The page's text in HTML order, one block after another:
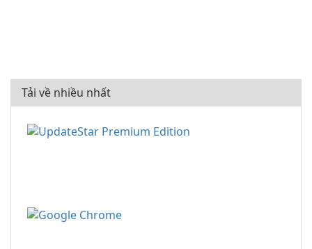
Tải về nhiều nhất